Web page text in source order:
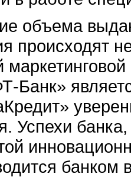
объема
происходят
Банк»
Успехи
банком